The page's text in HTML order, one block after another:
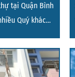
tại Quận Bình
Quý khách